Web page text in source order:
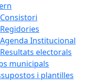
Consistori
Regidories
Agenda Institucional
Resultats electorals
municipals
i plantilles